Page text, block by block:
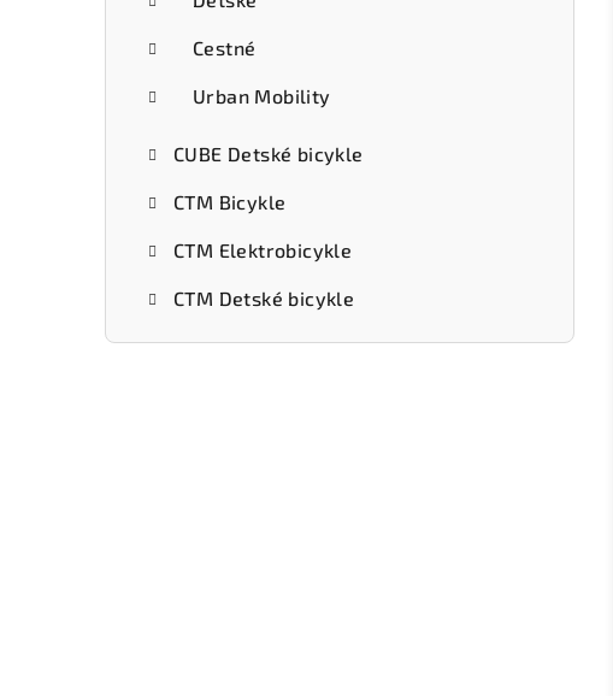
Cestné
Urban Mobility
CUBE Detské bicykle
CTM Bicykle
CTM Elektrobicykle
CTM Detské bicykle